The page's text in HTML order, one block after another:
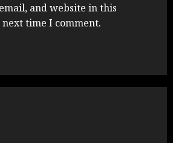
and website in this
time I comment.